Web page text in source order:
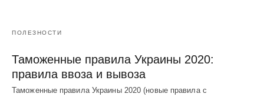
ПОЛЕЗНОСТИ
Таможенные правила Украины 2020:
правила ввоза и вывоза
Таможенные правила Украины 2020 (новые правила с